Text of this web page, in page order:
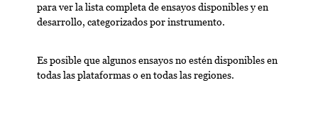
para ver la lista completa de ensayos disponibles y en
desarrollo, categorizados por instrumento.
Es posible que algunos ensayos no estén disponibles en
todas las plataformas o en todas las regiones.